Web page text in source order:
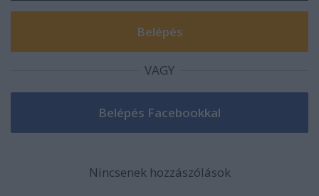
VAGY
Nincsenek hozzászólások